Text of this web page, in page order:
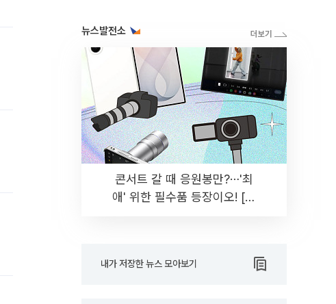
뉴스발전소
콘서트 갈 때 응원봉만?⋯'최
애' 위한 필수품 등장이오! [솔
내가 저장한 뉴스 모아보기